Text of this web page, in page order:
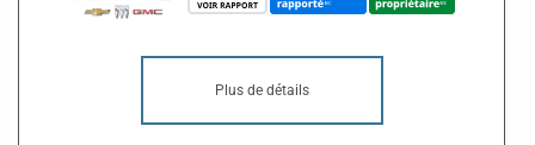
Plus de détails